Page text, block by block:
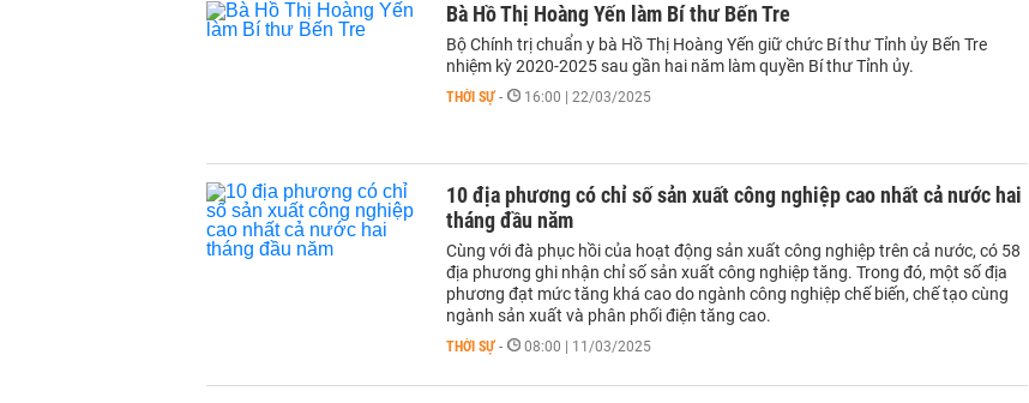
Bà Hồ Thị Hoàng Yến làm Bí thư Bến Tre
Bộ Chính trị chuẩn y bà Hồ Thị Hoàng Yến giữ chức Bí thư Tỉnh ủy Bến Tre
nhiệm kỳ 2020-2025 sau gần hai năm làm quyền Bí thư Tỉnh ủy.
THỜI SỰ - 16:00 | 22/03/2025
10 địa phương có chỉ số sản xuất công nghiệp cao nhất cả nước hai
tháng đầu năm
Cùng với đà phục hồi của hoạt động sản xuất công nghiệp trên cả nước, có 58
địa phương ghi nhận chỉ số sản xuất công nghiệp tăng. Trong đó, một số địa
phương đạt mức tăng khá cao do ngành công nghiệp chế biến, chế tạo cùng
ngành sản xuất và phân phối điện tăng cao.
THỜI SỰ - 08:00 | 11/03/2025